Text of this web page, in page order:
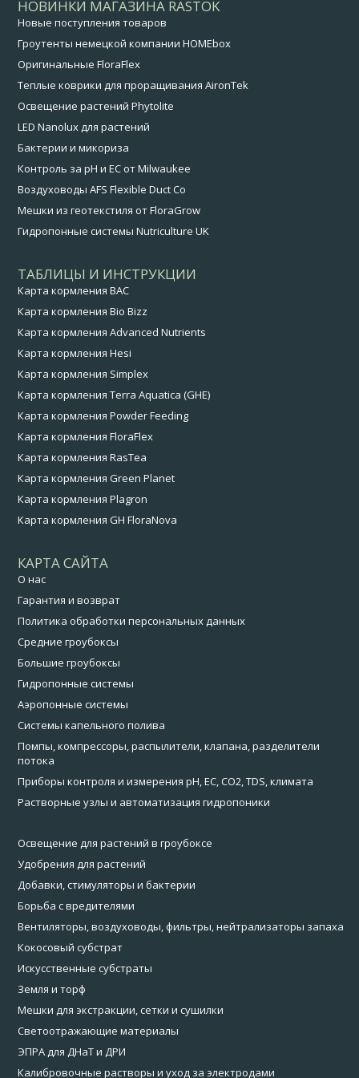
НОВИНКИ МАГАЗИНА RASTOK
Новые поступления товаров
Гроутенты немецкой компании HOMEbox
Оригинальные FloraFlex
Теплые коврики для проращивания AironTek
Освещение растений Phytolite
LED Nanolux для растений
Бактерии и микориза
Контроль за pH и EC от Milwaukee
Воздуховоды AFS Flexible Duct Co
Мешки из геотекстиля от FloraGrow
Гидропонные системы Nutriculture UK
ТАБЛИЦЫ И ИНСТРУКЦИИ
Карта кормления BAC
Карта кормления Bio Bizz
Карта кормления Advanced Nutrients
Карта кормления Hesi
Карта кормления Simplex
Карта кормления Terra Aquatica (GHE)
Карта кормления Powder Feeding
Карта кормления FloraFlex
Карта кормления RasTea
Карта кормления Green Planet
Карта кормления Plagron
Карта кормления GH FloraNova
КАРТА САЙТА
О нас
Гарантия и возврат
Политика обработки персональных данных
Средние гроубоксы
Большие гроубоксы
Гидропонные системы
Аэропонные системы
Системы капельного полива
Помпы, компрессоры, распылители, клапана, разделители
потока
Приборы контроля и измерения pH, EC, CO2, TDS, климата
Растворные узлы и автоматизация гидропоники
Освещение для растений в гроубоксе
Удобрения для растений
Добавки, стимуляторы и бактерии
Борьба с вредителями
Вентиляторы, воздуховоды, фильтры, нейтрализаторы запаха
Кокосовый субстрат
Искусственные субстраты
Земля и торф
Мешки для экстракции, сетки и сушилки
Светоотражающие материалы
ЭПРА для ДНаТ и ДРИ
Калибровочные растворы и уход за электродами